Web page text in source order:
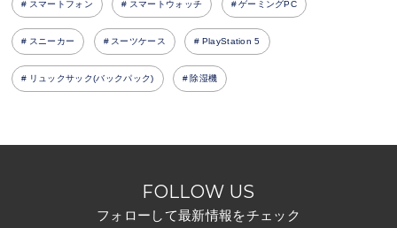
スマートフォン スマートウォッチ ゲーミングPC
スニーカー スーツケース PlayStation 5
リュックサック(バックパック) 除湿機
FOLLOW US
フォローして最新情報をチェック